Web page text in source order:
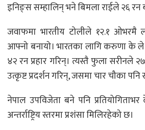
इनिङ्स सम्हालिन् भने बिमला राईले २६ रन
जवाफमा भारतीय टोलीले १२.१ ओभरमै
आफ्नो बनायो। भारतका लागि करुणा के
४२ रन प्रहार गरिन्। त्यस्तै फुला सरीनले
उत्कृष्ट प्रदर्शन गरिन्, जसमा चार चौका
नेपाल उपविजेता बने पनि प्रतियोगिताभर
अन्तर्राष्ट्रिय स्तरमा प्रशंसा मिलिरहेको छ।